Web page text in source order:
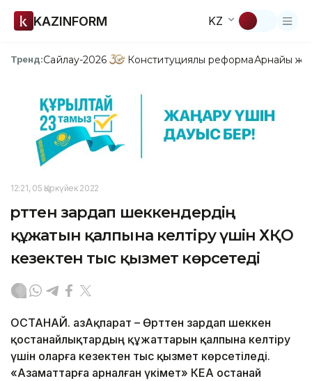
KAZINFORM KZ
Тренд:Сайлау-2026 Конституциялық реформаАрнайы
12:21, 05 Қыркүйек 2022
Өрттен зардап шеккендердің
құжатын қалпына келтіру үшін ХҚО
кезектен тыс қызмет көрсетеді
ҚОСТАНАЙ. ҚазАқпарат – Өрттен зардап шеккен
қостанайлықтардың құжаттарын қалпына келтіру
үшін оларға кезектен тыс қызмет көрсетіледі.
«Азаматтарға арналған үкімет» КЕАҚ Қостанай